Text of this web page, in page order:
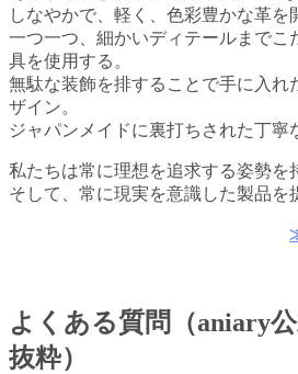
しなやかで、軽く、色彩豊かな革を
一つ一つ、細かいディテールまでこ
具を使用する。
無駄な装飾を排することで手に入れ
ザイン。
ジャパンメイドに裏打ちされた丁寧
私たちは常に理想を追求する姿勢を
そして、常に現実を意識した製品を
よくある質問（aniary
抜粋）